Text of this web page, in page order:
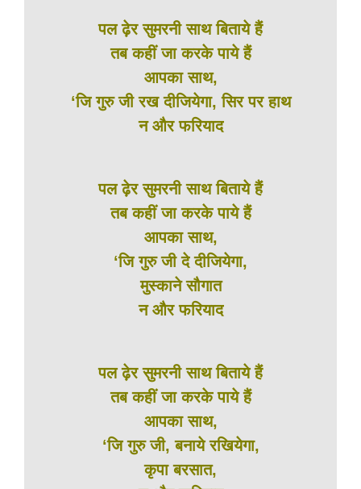
पल ढ़ेर सुमरनी साथ बिताये हैं
तब कहीं जा करके पाये हैं
आपका साथ,
‘जि गुरु जी रख दीजियेगा, सिर पर हाथ
न और फरियाद
पल ढ़ेर सुमरनी साथ बिताये हैं
तब कहीं जा करके पाये हैं
आपका साथ,
‘जि गुरु जी दे दीजियेगा,
मुस्काने सौगात
न और फरियाद
पल ढ़ेर सुमरनी साथ बिताये हैं
तब कहीं जा करके पाये हैं
आपका साथ,
‘जि गुरु जी, बनाये रखियेगा,
कृपा बरसात,